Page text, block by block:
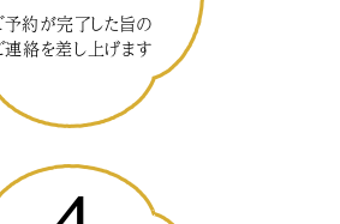
予約が完了した旨の
連絡を差し上げます